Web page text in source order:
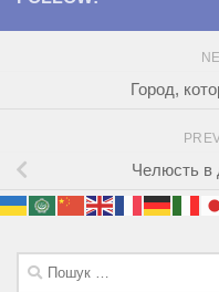
Город,
Челюсть в
Пошук: